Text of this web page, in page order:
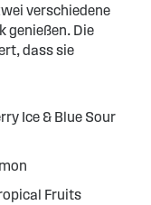
verschiedene
genießen. Die
dass sie
Ice & Blue Sour
Fruits